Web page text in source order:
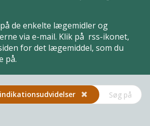
de enkelte lægemidler og
via e-mail. Klik på rss-ikonet,
for det lægemiddel, som du
på.